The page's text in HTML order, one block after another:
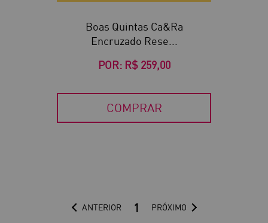
Boas Quintas Ca&Ra
Encruzado Rese...
POR: R$ 259,00
COMPRAR
ANTERIOR 1 PRÓXIMO